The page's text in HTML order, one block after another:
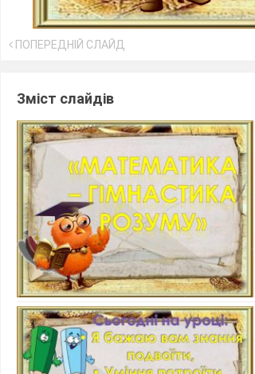
ПОПЕРЕДНІЙ СЛАЙД
Зміст слайдів